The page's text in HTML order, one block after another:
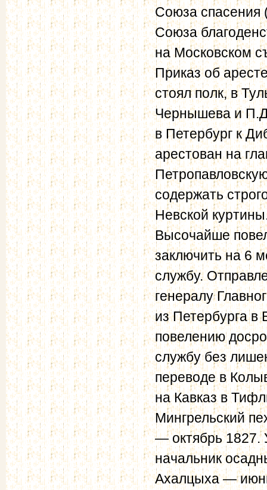
Союза спасения
Союза
на Московском
Приказ об
стоял полк, в
Чернышева и
в Петербург к
арестован на
содержать
Невской
Высочайше
заключить на 6
службу.
генералу
из Петербурга
повелению
службу без
переводе в
на Кавказ в
Мингрельский
— октябрь 1827.
начальник
Ахалцыха —